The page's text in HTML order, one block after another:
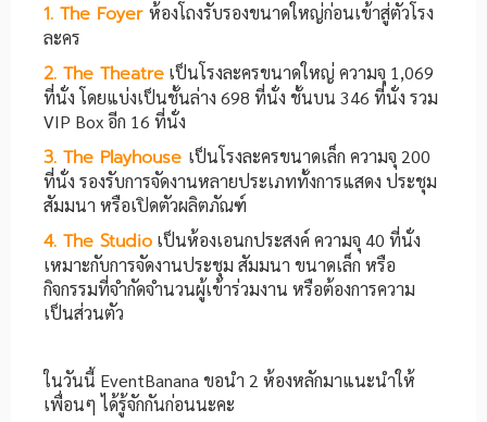
1. The Foyer ห้องโถงรับรองขนาดใหญ่ก่อนเข้าสู่ตัวโรง
ละคร
2. The Theatre เป็นโรงละครขนาดใหญ่ ความจุ 1,069
ที่นั่ง โดยแบ่งเป็นชั้นล่าง 698 ที่นั่ง ชั้นบน 346 ที่นั่ง รวม
VIP Box อีก 16 ที่นั่ง
3. The Playhouse เป็นโรงละครขนาดเล็ก ความจุ 200
ที่นั่ง รองรับการจัดงานหลายประเภททั้งการแสดง ประชุม
สัมมนา หรือเปิดตัวผลิตภัณฑ์
4. The Studio เป็นห้องเอนกประสงค์ ความจุ 40 ที่นั่ง
เหมาะกับการจัดงานประชุม สัมมนา ขนาดเล็ก หรือ
กิจกรรมที่จำกัดจำนวนผู้เข้าร่วมงาน หรือต้องการความ
เป็นส่วนตัว
ในวันนี้ EventBanana ขอนำ 2 ห้องหลักมาแนะนำให้
เพื่อนๆ ได้รู้จักกันก่อนนะคะ